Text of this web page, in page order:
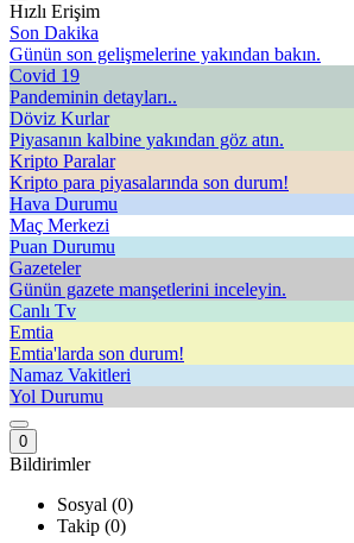
Hızlı Erişim
Son Dakika
Günün son gelişmelerine yakından bakın.
Covid 19
Pandeminin detayları..
Döviz Kurlar
Piyasanın kalbine yakından göz atın.
Kripto Paralar
Kripto para piyasalarında son durum!
Hava Durumu
Maç Merkezi
Puan Durumu
Gazeteler
Günün gazete manşetlerini inceleyin.
Canlı Tv
Emtia
Emtia'larda son durum!
Namaz Vakitleri
Yol Durumu
0
Bildirimler
Sosyal (0)
Takip (0)